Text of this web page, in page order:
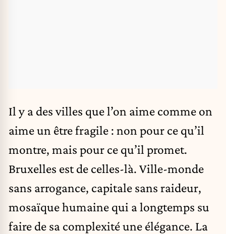
Il y a des villes que l’on aime comme on
aime un être fragile : non pour ce qu’il
montre, mais pour ce qu’il promet.
Bruxelles est de celles-là. Ville-monde
sans arrogance, capitale sans raideur,
mosaïque humaine qui a longtemps su
faire de sa complexité une élégance. La